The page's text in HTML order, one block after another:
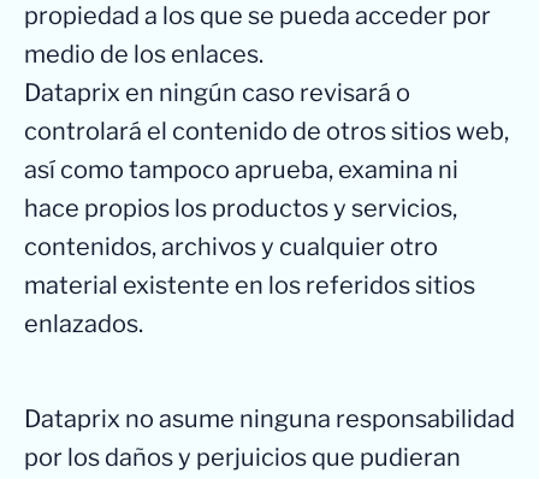
propiedad a los que se pueda acceder por
medio de los enlaces.
Dataprix en ningún caso revisará o
controlará el contenido de otros sitios web,
así como tampoco aprueba, examina ni
hace propios los productos y servicios,
contenidos, archivos y cualquier otro
material existente en los referidos sitios
enlazados.
Dataprix no asume ninguna responsabilidad
por los daños y perjuicios que pudieran